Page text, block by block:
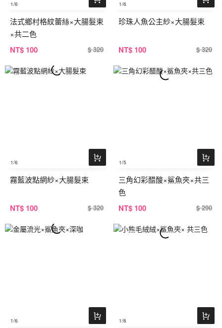
1/6
法式鄉村格紋蕾絲×大腸髮束
×共二色
NT$ 100 $ 320
1/6
珍珠人魚公主紗×大腸髮束
NT$ 100 $ 320
1/6
霧藍波點網紗×大腸髮束
NT$ 100 $ 320
1/5
三角幻彩醋酸×鯊魚夾×共三
色
NT$ 100 $ 290
1/6 1/6